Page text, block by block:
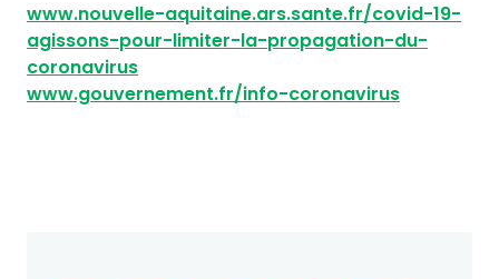
www.nouvelle-aquitaine.ars.sante.fr/covid-19-
agissons-pour-limiter-la-propagation-du-
coronavirus
www.gouvernement.fr/info-coronavirus